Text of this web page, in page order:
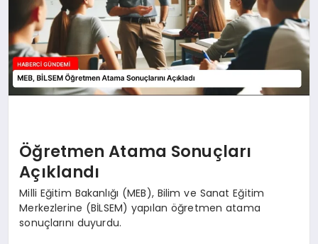
Öğretmen Atama Sonuçları
Açıklandı
Milli Eğitim Bakanlığı (MEB), Bilim ve Sanat Eğitim
Merkezlerine (BİLSEM) yapılan öğretmen atama
sonuçlarını duyurdu.